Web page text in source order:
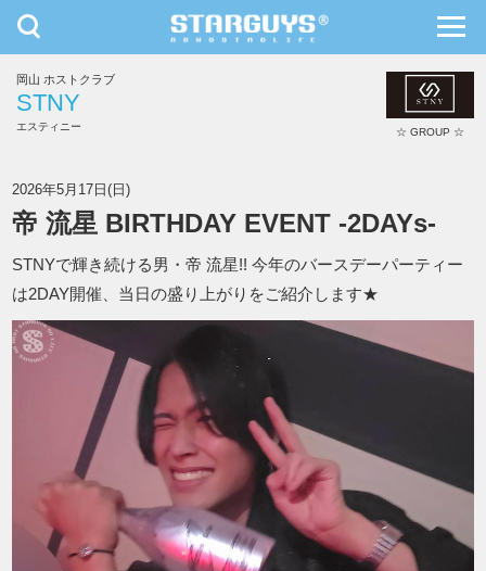
九州・沖縄
toggle
navigation
岡山 ホストクラブ
STNY
エスティニー ☆ GROUP ☆
2026年5月17日(日)
帝 流星 BIRTHDAY EVENT -2DAYs-
STNYで輝き続ける男・帝 流星!! 今年のバースデーパーティー
は2DAY開催、当日の盛り上がりをご紹介します★